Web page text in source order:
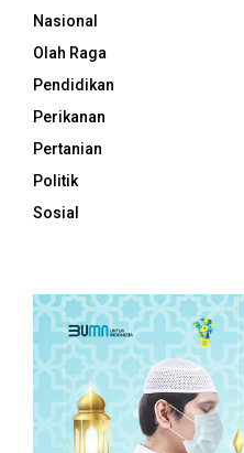
Nasional
Olah Raga
Pendidikan
Perikanan
Pertanian
Politik
Sosial